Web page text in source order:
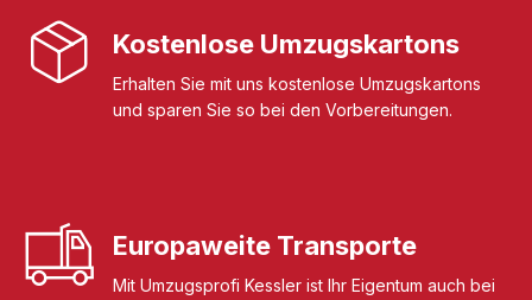
Kostenlose Umzugskartons
Erhalten Sie mit uns kostenlose Umzugskartons
und sparen Sie so bei den Vorbereitungen.
Europaweite Transporte
Mit Umzugsprofi Kessler ist Ihr Eigentum auch bei